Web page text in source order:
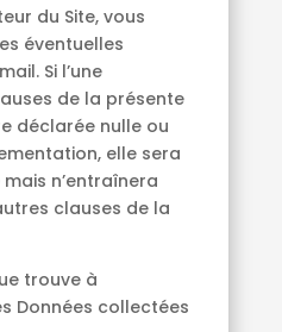
du Site, vous
éventuelles
Si l’une
de la présente
déclarée nulle ou
elle sera
n’entraînera
clauses de la
trouve à
Données collectées